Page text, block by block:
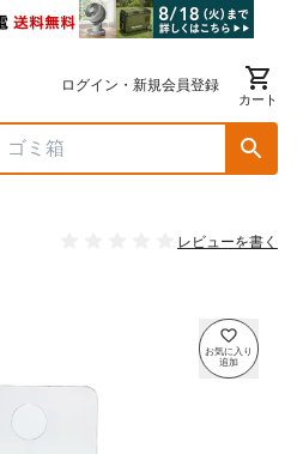
ログイン・新規会員登録
カート
レビューを書く